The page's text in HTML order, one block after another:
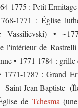
1775 : Petit
1771 : Église
Vassilievski) •
l'intérieur de
• 1771-1784 : grille
1771-1787 : Grand
Jean-Baptiste
de Tchesma